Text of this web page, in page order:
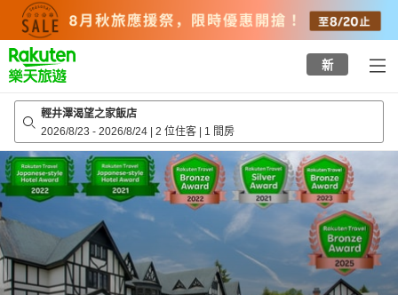
top
page
新
輕井澤渴望之家飯店
2026/8/23 - 2026/8/24 | 2 位住客 | 1 間房